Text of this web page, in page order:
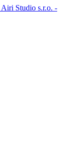
Airi Studio s.r.o. -